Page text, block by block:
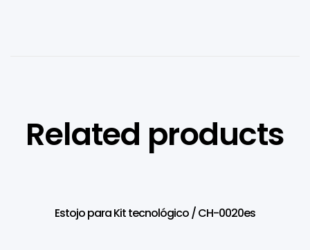
Related products
Estojo para Kit tecnológico / CH-0020es